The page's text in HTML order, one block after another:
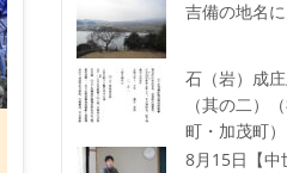
吉備の地名
石（岩）成
（其の二）
町・加茂町）
8月15日【中